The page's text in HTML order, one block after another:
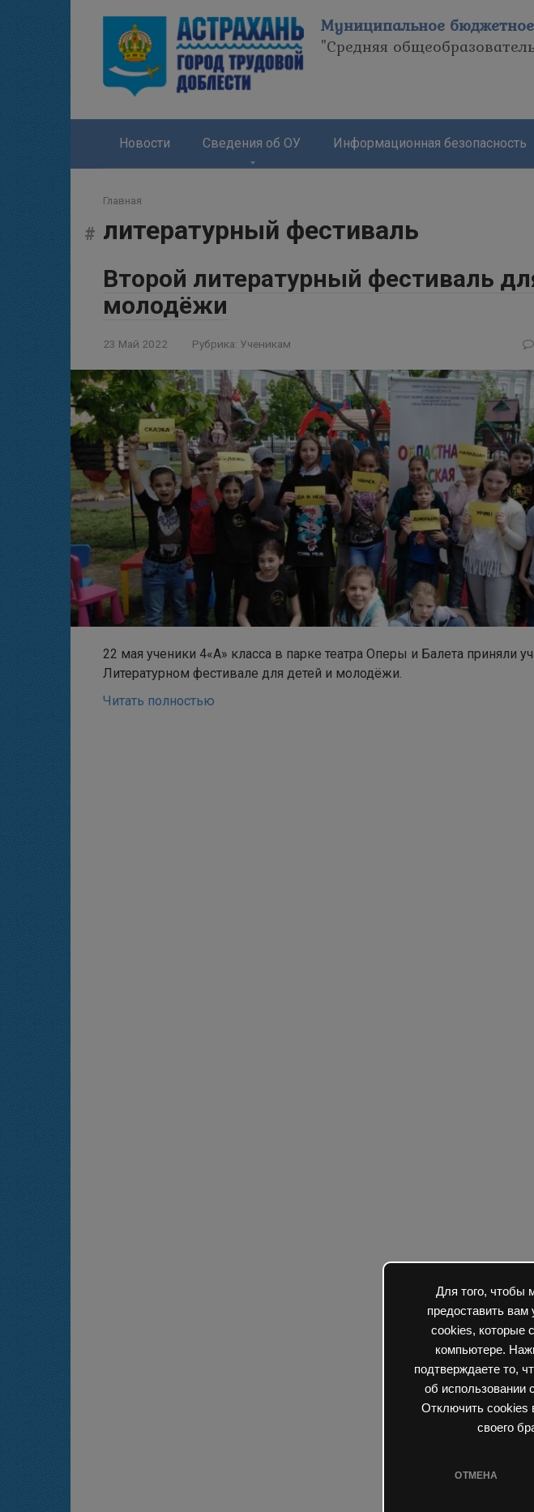
Для того, чтобы
предоставить
cookies, которые
компьютере.
подтверждаете то,
об использовании
Отключить cookies
своего
ОТМЕНА
Муниципальное
"Средняя
Новости Сведения об ОУ Информационная безопасность
Главная
литературный фестиваль
Второй литературный фестиваль
молодёжи
23 Май 2022 Рубрика: Ученикам
22 мая ученики 4«А» класса в парке театра Оперы и Балета приняли
Литературном фестивале для детей и молодёжи.
Читать полностью